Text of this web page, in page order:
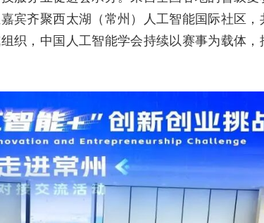
宾齐聚西太湖（常州）人工智能国际社区
织，中国人工智能学会持续以赛事为载体，